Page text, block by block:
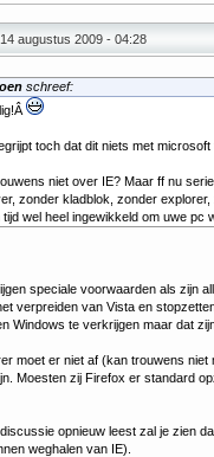
augustus 2009 - 04:28
schreef:
toch dat dit niets met
niet over IE? Maar ff nu
zonder kladblok, zonder
wel heel ingewikkeld om uwe pc
speciale voorwaarden als zijn
verpreiden van Vista en
Windows te verkrijgen maar dat
moet er niet af (kan trouwens
Moesten zij Firefox er standard
opnieuw leest zal je zien
weghalen van IE).